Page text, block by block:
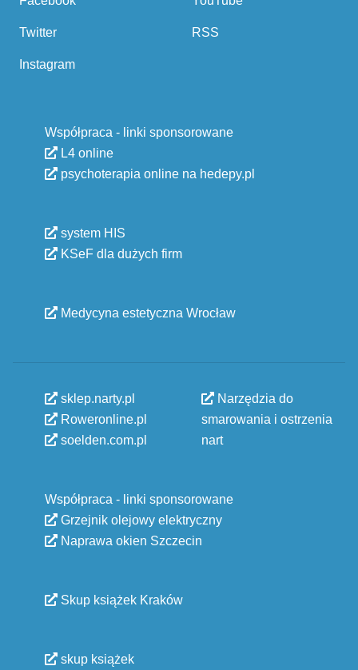
Twitter
Instagram
RSS
Współpraca - linki sponsorowane
L4 online
psychoterapia online na hedepy.pl
system HIS
KSeF dla dużych firm
Medycyna estetyczna Wrocław
sklep.narty.pl
Roweronline.pl
soelden.com.pl
Narzędzia do
smarowania i ostrzenia
nart
Współpraca - linki sponsorowane
Grzejnik olejowy elektryczny
Naprawa okien Szczecin
Skup książek Kraków
skup książek